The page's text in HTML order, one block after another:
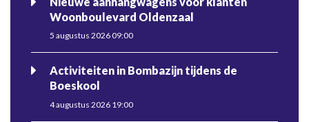
Woonboulevard Oldenzaal
5 augustus 2026 09:00
Activiteiten in Bombazijn tijdens de
Boeskool
4 augustus 2026 19:00